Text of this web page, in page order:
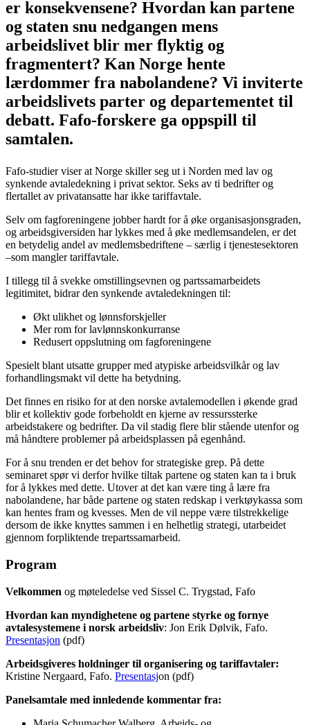
er konsekvensene? Hvordan kan partene
og staten snu nedgangen mens
arbeidslivet blir mer flyktig og
fragmentert? Kan Norge hente
lærdommer fra nabolandene? Vi inviterte
arbeidslivets parter og departementet til
debatt. Fafo-forskere ga oppspill til
samtalen.
Fafo-studier viser at Norge skiller seg ut i Norden med lav og
synkende avtaledekning i privat sektor. Seks av ti bedrifter og
flertallet av privatansatte har ikke tariffavtale.
Selv om fagforeningene jobber hardt for å øke organisasjonsgraden,
og arbeidsgiversiden har lykkes med å øke medlemsandelen, er det
en betydelig andel av medlemsbedriftene – særlig i tjenestesektoren
–som mangler tariffavtale.
I tillegg til å svekke omstillingsevnen og partssamarbeidets
legitimitet, bidrar den synkende avtaledekningen til:
Økt ulikhet og lønnsforskjeller
Mer rom for lavlønnskonkurranse
Redusert oppslutning om fagforeningene
Spesielt blant utsatte grupper med atypiske arbeidsvilkår og lav
forhandlingsmakt vil dette ha betydning.
Det finnes en risiko for at den norske avtalemodellen i økende grad
blir et kollektiv gode forbeholdt en kjerne av ressurssterke
arbeidstakere og bedrifter. Da vil stadig flere blir stående utenfor og
må håndtere problemer på arbeidsplassen på egenhånd.
For å snu trenden er det behov for strategiske grep. På dette
seminaret spør vi derfor hvilke tiltak partene og staten kan ta i bruk
for å lykkes med dette. Utover at det kan være ting å lære fra
nabolandene, har både partene og staten redskap i verktøykassa som
kan hentes fram og kvesses. Men de vil neppe være tilstrekkelige
dersom de ikke knyttes sammen i en helhetlig strategi, utarbeidet
gjennom forpliktende trepartssamarbeid.
Program
Velkommen og møteledelse ved Sissel C. Trygstad, Fafo
Hvordan kan myndighetene og partene styrke og fornye
avtalesystemene i norsk arbeidsliv: Jon Erik Dølvik, Fafo.
Presentasjon (pdf)
Arbeidsgiveres holdninger til organisering og tariffavtaler:
Kristine Nergaard, Fafo. Presentasjon (pdf)
Panelsamtale med innledende kommentar fra: